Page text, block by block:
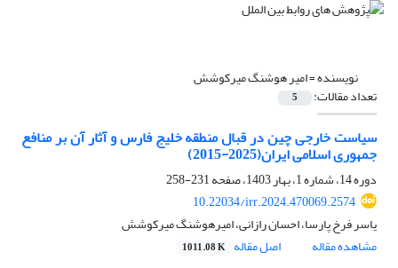
نویسنده =امیر هوشنگ میرکوشش
تعداد مقالات: 5
سیاست خارجی چین در قبال منطقه خلیج فارس و آثار آن بر منافع
جمهوری اسلامی ایران(2025-2015)
دوره 14، شماره 1، بهار 1403، صفحه
231-258
10.22034/irr.2024.470069.2574
یاسر فرخ پارسا، احسان رازانی، امیرهوشنگ میرکوشش
مشاهده مقاله
اصل مقاله 1011.08 K